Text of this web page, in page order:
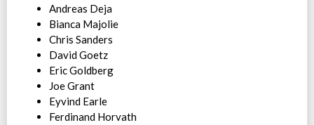
Andreas Deja
Bianca Majolie
Chris Sanders
David Goetz
Eric Goldberg
Joe Grant
Eyvind Earle
Ferdinand Horvath